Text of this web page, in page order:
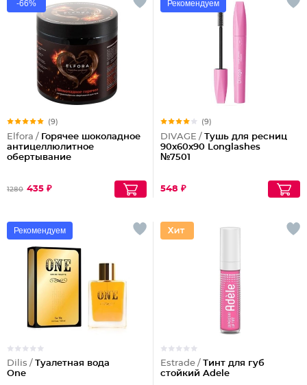
-66%
(9)
Elfora / Горячее шоколадное
антицеллюлитное
обертывание
1280 435 ₽
Рекомендуем
(9)
DIVAGE / Тушь для ресниц
90x60x90 Longlashes
№7501
548 ₽
Рекомендуем
Dilis / Туалетная вода
One
Estrade / Тинт для губ
стойкий Adele